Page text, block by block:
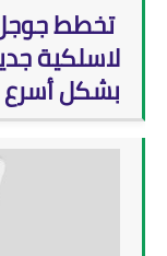
تخطط
لاسلكية
بشكل أسرع